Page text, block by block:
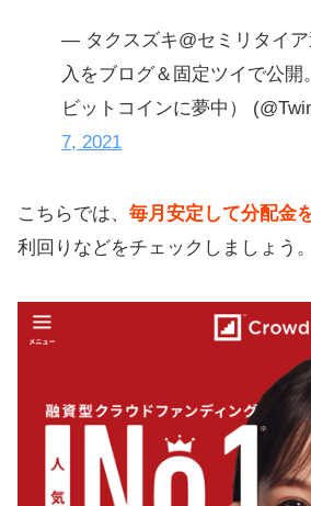
— タクスズキ@セミリタイア
入をブログ＆固定ツイで公開
ビットコインに夢中）
7, 2021
こちらでは、 毎月安定して分配金
利回りなどをチェックしましょう。